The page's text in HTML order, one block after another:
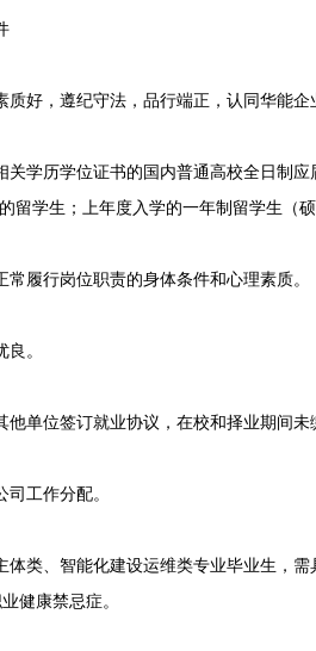
，遵纪守法，品行端正，认同华能企
历学位证书的国内普通高校全日制应
留学生；上年度入学的一年制留学生（
履行岗位职责的身体条件和心理素质。
。
位签订就业协议，在校和择业期间未
工作分配。
、智能化建设运维类专业毕业生，需
健康禁忌症。